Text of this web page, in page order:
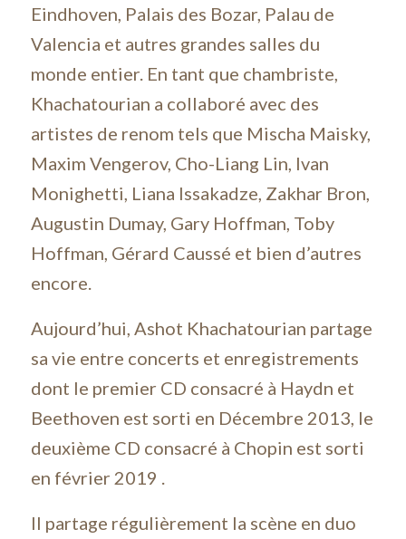
Eindhoven, Palais des Bozar, Palau de
Valencia et autres grandes salles du
monde entier. En tant que chambriste,
Khachatourian a collaboré avec des
artistes de renom tels que Mischa Maisky,
Maxim Vengerov, Cho-Liang Lin, Ivan
Monighetti, Liana Issakadze, Zakhar Bron,
Augustin Dumay, Gary Hoffman, Toby
Hoffman, Gérard Caussé et bien d’autres
encore.
Aujourd’hui, Ashot Khachatourian partage
sa vie entre concerts et enregistrements
dont le premier CD consacré à Haydn et
Beethoven est sorti en Décembre 2013, le
deuxième CD consacré à Chopin est sorti
en février 2019 .
Il partage régulièrement la scène en duo